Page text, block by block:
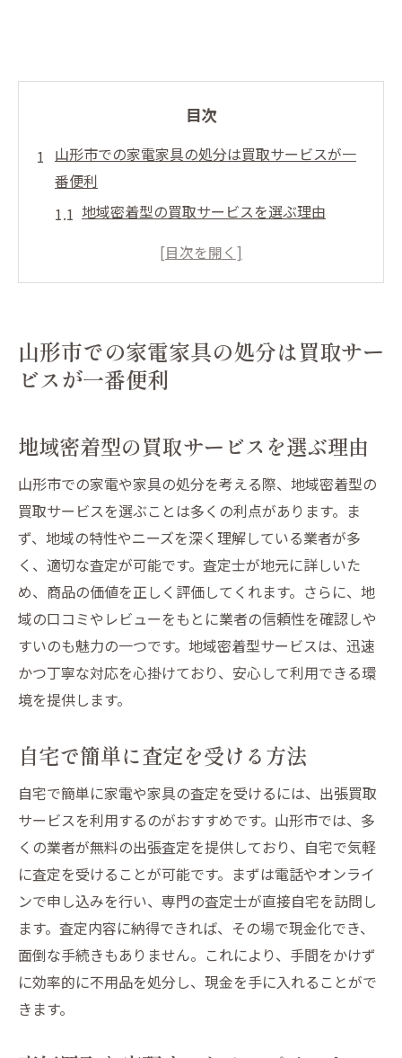
目次
山形市での家電家具の処分は買取サービスが一
番便利
地域密着型の買取サービスを選ぶ理由
自宅で簡単に査定を受ける方法
環境に優しい処分方法を選ぶには
賢い選択山形市で家電家具の買取でエコな生活
リサイクルショップの活用法
買取サービスとエコの関係
持続可能な処分方法の選択
エコ生活を促進する買取のメリット
地域経済を支えるエコな買取
家電家具のリユースの重要性
家電家具の処分に悩む山形市民へのおすすめ買
取法
買取検討前にチェックすること
信頼できる買取業者の見つけ方
友人や家族におすすめできる買取法
口コミで選ぶ山形市の買取サービス
初めての人向け買取ガイド
山形市で手間なく家電家具を現金化する方法と
は
効率的な現金化のステップ
出張査定を活用するメリット
時間を節約できる買取の選び方
山形市での家電家具の処分は買取サー
ビスが一番便利
地域密着型の買取サービスを選ぶ理由
山形市での家電や家具の処分を考える際、地域密着型の
買取サービスを選ぶことは多くの利点があります。ま
ず、地域の特性やニーズを深く理解している業者が多
く、適切な査定が可能です。査定士が地元に詳しいた
め、商品の価値を正しく評価してくれます。さらに、地
域の口コミやレビューをもとに業者の信頼性を確認しや
すいのも魅力の一つです。地域密着型サービスは、迅速
かつ丁寧な対応を心掛けており、安心して利用できる環
境を提供します。
自宅で簡単に査定を受ける方法
自宅で簡単に家電や家具の査定を受けるには、出張買取
サービスを利用するのがおすすめです。山形市では、多
くの業者が無料の出張査定を提供しており、自宅で気軽
に査定を受けることが可能です。まずは電話やオンライ
ンで申し込みを行い、専門の査定士が直接自宅を訪問し
ます。査定内容に納得できれば、その場で現金化でき、
面倒な手続きもありません。これにより、手間をかけず
に効率的に不用品を処分し、現金を手に入れることがで
きます。